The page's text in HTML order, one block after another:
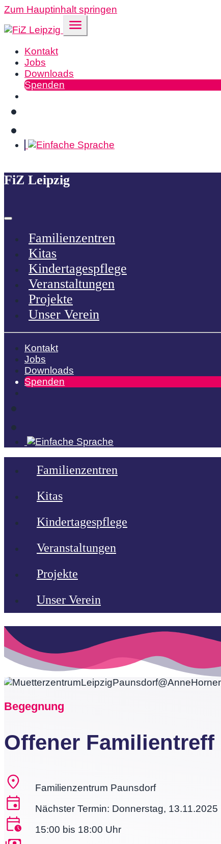
Zum Hauptinhalt springen
Kontakt
Jobs
Downloads
Spenden
FiZ Leipzig
Familienzentren
Kitas
Kindertagespflege
Veranstaltungen
Projekte
Unser Verein
Kontakt
Jobs
Downloads
Spenden
Familienzentren
Kitas
Kindertagespflege
Veranstaltungen
Projekte
Unser Verein
Begegnung
Offener Familientreff
Familienzentrum Paunsdorf
Nächster Termin: Donnerstag, 13.11.2025
15:00 bis 18:00 Uhr